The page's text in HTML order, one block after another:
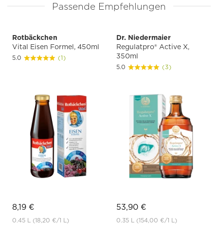
Passende Empfehlungen
Rotbäckchen
Vital Eisen Formel, 450ml
5.0 (1)
8,19 €
0.45 L (18,20 €/1 L)
Dr. Niedermaier
Regulatpro® Active X,
350ml
5.0 (3)
53,90 €
0.35 L (154,00 €/1 L)